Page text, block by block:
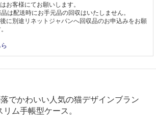
お客様にてお願いします。
は配送時にお手元品の回収はいたしません。
に別途リネットジャパンへ回収品のお申込みをお願
でかわいい人気の猫デザインブラン
ム手帳型ケース。